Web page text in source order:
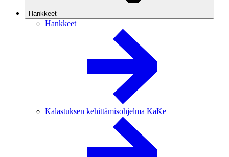
Hankkeet
Hankkeet
Kalastuksen kehittämisohjelma KaKe